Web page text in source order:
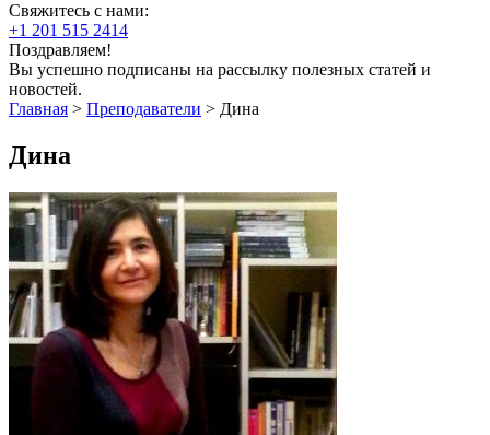
Свяжитесь с нами:
+1 201 515 2414
Поздравляем!
Вы успешно подписаны на рассылку полезных статей и
новостей.
Главная > Преподаватели > Дина
Дина